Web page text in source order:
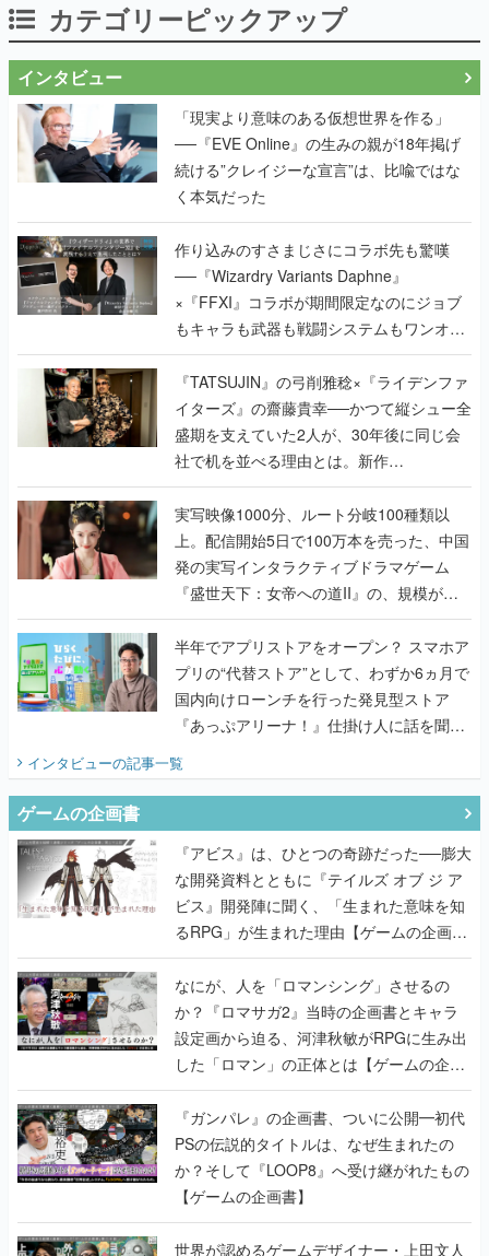
カテゴリーピックアップ
インタビュー
「現実より意味のある仮想世界を作る」
──『EVE Online』の生みの親が18年掲げ
続ける”クレイジーな宣言”は、比喩ではな
く本気だった
作り込みのすさまじさにコラボ先も驚嘆
──『Wizardry Variants Daphne』
×『FFXI』コラボが期間限定なのにジョブ
もキャラも武器も戦闘システムもワンオフ
で作り込まれた理由を両ディレクターに聞
く
『TATSUJIN』の弓削雅稔×『ライデンファ
イターズ』の齋藤貴幸──かつて縦シュー全
盛期を支えていた2人が、30年後に同じ会
社で机を並べる理由とは。新作
『TATSUJIN EXTREME』で初タッグを組
んだレジェンド2人に訊く開発秘話
実写映像1000分、ルート分岐100種類以
上。配信開始5日で100万本を売った、中国
発の実写インタラクティブドラマゲーム
『盛世天下：女帝への道II』の、規模が違
うこだわりをプロデューサーに聞いた
半年でアプリストアをオープン？ スマホア
プリの“代替ストア”として、わずか6ヵ月で
国内向けローンチを行った発見型ストア
『あっぷアリーナ！』仕掛け人に話を聞い
てみた
インタビューの記事一覧
ゲームの企画書
『アビス』は、ひとつの奇跡だった──膨大
な開発資料とともに『テイルズ オブ ジ ア
ビス』開発陣に聞く、「生まれた意味を知
るRPG」が生まれた理由【ゲームの企画
書】
なにが、人を「ロマンシング」させるの
か？『ロマサガ2』当時の企画書とキャラ
設定画から迫る、河津秋敏がRPGに生み出
した「ロマン」の正体とは【ゲームの企画
書】
『ガンパレ』の企画書、ついに公開━初代
PSの伝説的タイトルは、なぜ生まれたの
か？そして『LOOP8』へ受け継がれたもの
【ゲームの企画書】
世界が認めるゲームデザイナー・上田文人